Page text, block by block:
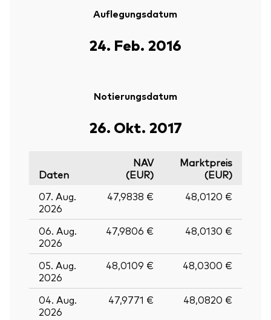
Auflegungsdatum
24. Feb. 2016
Notierungsdatum
26. Okt. 2017
Daten
NAV
(EUR)
Marktpreis
(EUR)
07. Aug.
2026
47,9838 € 48,0120 €
06. Aug.
2026
47,9806 € 48,0130 €
05. Aug.
2026
48,0109 € 48,0300 €
04. Aug.
2026
47,9771 € 48,0820 €